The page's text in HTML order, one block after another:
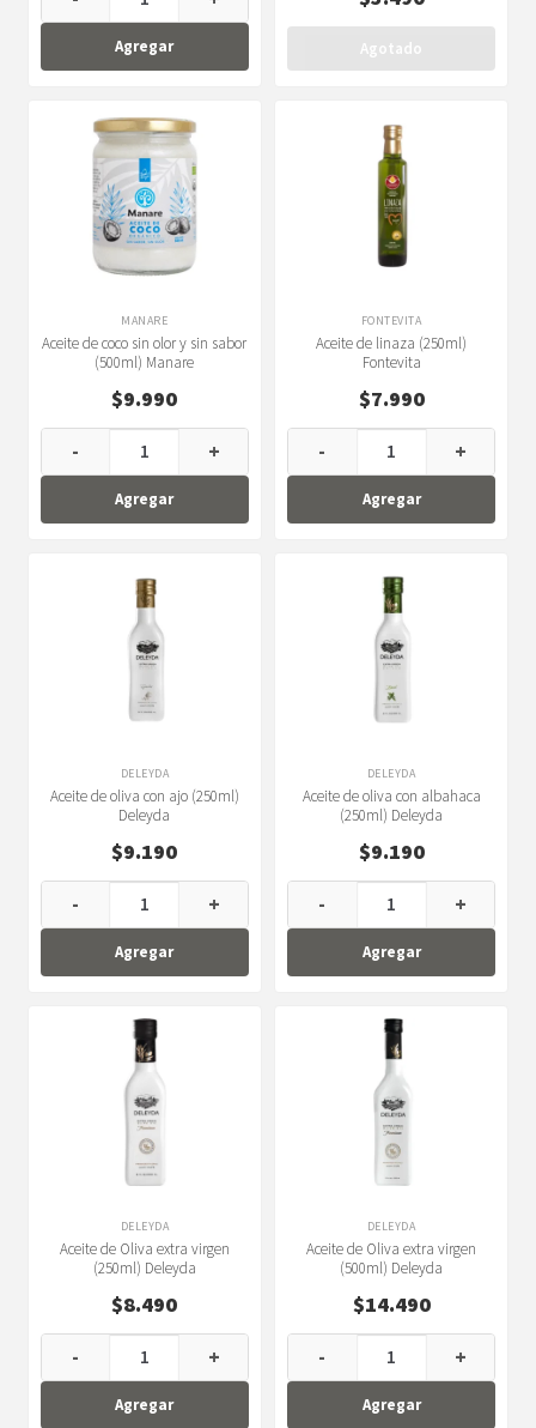
Agregar Agotado
MANARE
Aceite de coco sin olor y sin sabor
(500ml) Manare
$9.990
-
+
Agregar
FONTEVITA
Aceite de linaza (250ml)
Fontevita
$7.990
-
+
Agregar
DELEYDA
Aceite de oliva con ajo (250ml)
Deleyda
$9.190
-
+
Agregar
DELEYDA
Aceite de oliva con albahaca
(250ml) Deleyda
$9.190
-
+
Agregar
DELEYDA
Aceite de Oliva extra virgen
(250ml) Deleyda
$8.490
-
+
Agregar
DELEYDA
Aceite de Oliva extra virgen
(500ml) Deleyda
$14.490
-
+
Agregar